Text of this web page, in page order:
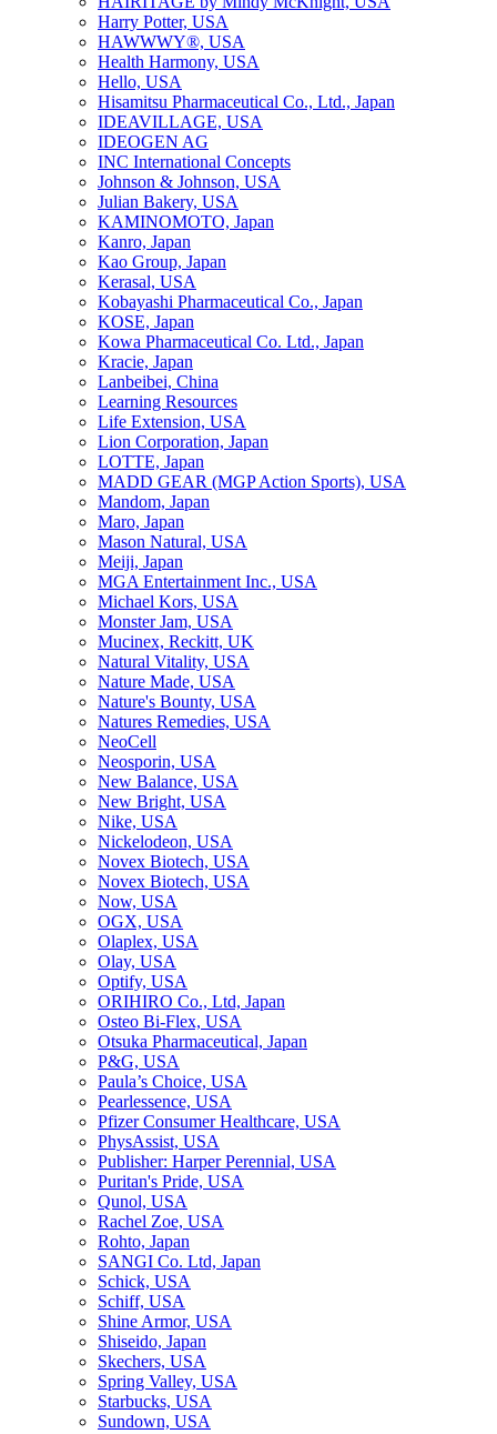
Harry Potter, USA
HAWWWY®, USA
Health Harmony, USA
Hello, USA
Hisamitsu Pharmaceutical Co., Ltd., Japan
IDEAVILLAGE, USA
IDEOGEN AG
INC International Concepts
Johnson & Johnson, USA
Julian Bakery, USA
KAMINOMOTO, Japan
Kanro, Japan
Kao Group, Japan
Kerasal, USA
Kobayashi Pharmaceutical Co., Japan
KOSE, Japan
Kowa Pharmaceutical Co. Ltd., Japan
Kracie, Japan
Lanbeibei, China
Learning Resources
Life Extension, USA
Lion Corporation, Japan
LOTTE, Japan
MADD GEAR (MGP Action Sports), USA
Mandom, Japan
Maro, Japan
Mason Natural, USA
Meiji, Japan
MGA Entertainment Inc., USA
Michael Kors, USA
Monster Jam, USA
Mucinex, Reckitt, UK
Natural Vitality, USA
Nature Made, USA
Nature's Bounty, USA
Natures Remedies, USA
NeoCell
Neosporin, USA
New Balance, USA
New Bright, USA
Nike, USA
Niсkelodeon, USA
Novex Biotech, USA
Novex Biotech, USA
Now, USA
OGX, USA
Olaplex, USA
Olay, USA
Optify, USA
ORIHIRO Co., Ltd, Japan
Osteo Bi-Flex, USA
Otsuka Pharmaceutical, Japan
P&G, USA
Paula’s Choice, USA
Pearlessence, USA
Pfizer Consumer Healthcare, USA
PhysAssist, USA
Publisher: Harper Perennial, USA
Puritan's Pride, USA
Qunol, USA
Rachel Zoe, USA
Rohto, Japan
SANGI Co. Ltd, Japan
Schick, USA
Schiff, USA
Shine Armor, USA
Shiseido, Japan
Skechers, USA
Spring Valley, USA
Starbucks, USA
Sundown, USA